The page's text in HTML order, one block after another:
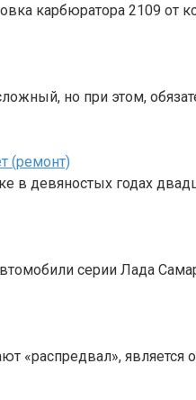
карбюратора 2109 от
но при этом,
(ремонт)
девяностых годах
серии Лада
«распредвал»,